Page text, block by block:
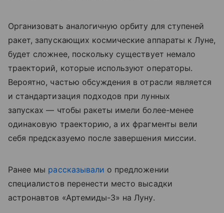
Организовать аналогичную орбиту для ступеней
ракет, запускающих космические аппараты к Луне,
будет сложнее, поскольку существует немало
траекторий, которые используют операторы.
Вероятно, частью обсуждения в отрасли является
и стандартизация подходов при лунных
запусках — чтобы ракеты имели более-менее
одинаковую траекторию, а их фрагменты вели
себя предсказуемо после завершения миссии.
Ранее мы рассказывали о предложении
специалистов перенести место высадки
астронавтов «Артемиды-3» на Луну.